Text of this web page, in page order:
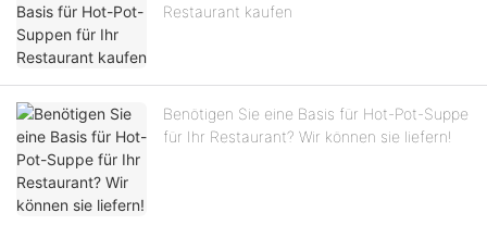
Restaurant kaufen
Benötigen Sie eine Basis für Hot-Pot-Suppe
für Ihr Restaurant? Wir können sie liefern!